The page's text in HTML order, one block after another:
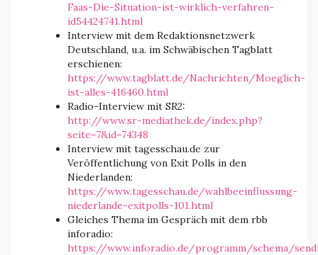
Faas-Die-Situation-ist-wirklich-verfahren-
id54424741.html
Interview mit dem Redaktionsnetzwerk
Deutschland, u.a. im Schwäbischen Tagblatt
erschienen:
https://www.tagblatt.de/Nachrichten/Moeglich-
ist-alles-416460.html
Radio-Interview mit SR2:
http://www.sr-mediathek.de/index.php?
seite=7&id=74348
Interview mit tagesschau.de zur
Veröffentlichung von Exit Polls in den
Niederlanden:
https://www.tagesschau.de/wahlbeeinflussung-
niederlande-exitpolls-101.html
Gleiches Thema im Gespräch mit dem rbb
inforadio:
https://www.inforadio.de/programm/schema/